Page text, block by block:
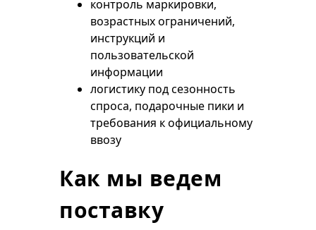
контроль маркировки,
возрастных ограничений,
инструкций и
пользовательской
информации
логистику под сезонность
спроса, подарочные пики и
требования к официальному
ввозу
Как мы ведем
поставку